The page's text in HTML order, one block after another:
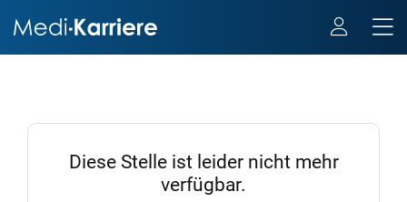
Diese Stelle ist leider nicht mehr
verfügbar.